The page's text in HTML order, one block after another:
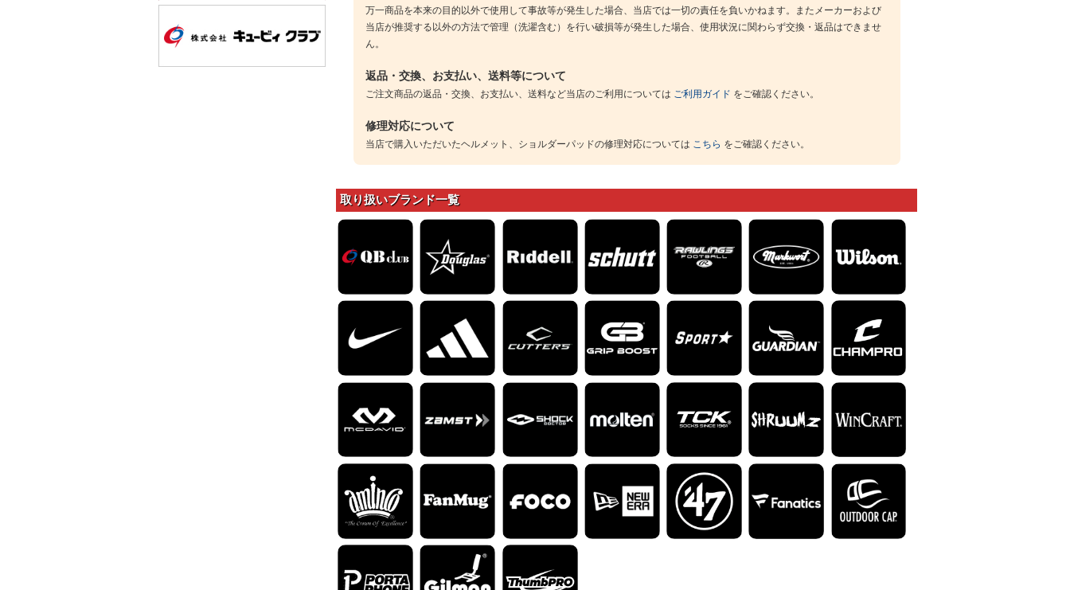
万一商品を本来の目的以外で使用して事故等が発生した場合、当店では一切の責任を負いかねます。またメーカーおよび
当店が推奨する以外の方法で管理（洗濯含む）を行い破損等が発生した場合、使用状況に関わらず交換・返品はできませ
ん。
返品・交換、お支払い、送料等について
ご注文商品の返品・交換、お支払い、送料など当店のご利用については ご利用ガイド をご確認ください。
修理対応について
当店で購入いただいたヘルメット、ショルダーパッドの修理対応については こちら をご確認ください。
取り扱いブランド一覧